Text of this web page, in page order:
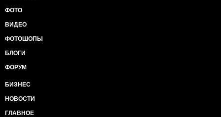
ФОТО
ВИДЕО
ФОТОШОПЫ
БЛОГИ
ФОРУМ
БИЗНЕС
НОВОСТИ
ГЛАВНОЕ